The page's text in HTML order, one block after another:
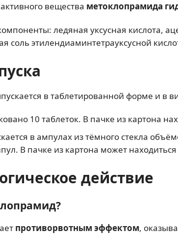
вещества метоклопрамида
ледяная уксусная кислота,
соль этилендиаминтетрауксусной
в таблетированной форме и в
10 таблеток. В пачке из картона
в ампулах из тёмного стекла
В пачке из картона может
действие
противорвотным эффектом,